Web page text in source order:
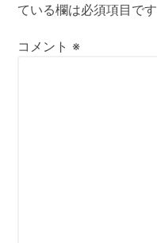
ている欄は必須項目です
コメント ※